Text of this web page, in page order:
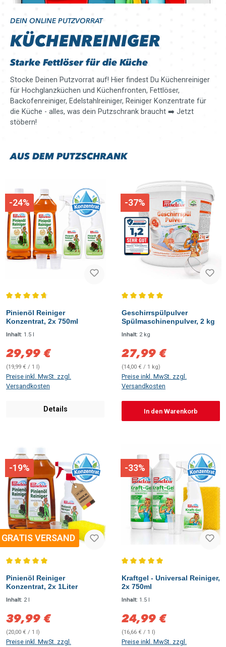
DEIN ONLINE PUTZVORRAT
KÜCHENREINIGER
Starke Fettlöser für die Küche
Stocke Deinen Putzvorrat auf! Hier findest Du Küchenreiniger
für Hochglanzküchen und Küchenfronten, Fettlöser,
Backofenreiniger, Edelstahlreiniger, Reiniger Konzentrate für
die Küche - alles, was dein Putzschrank braucht ➡️ Jetzt
stöbern!
AUS DEM PUTZSCHRANK
-24%
Pinienöl Reiniger
Konzentrat, 2x 750ml
Inhalt: 1.5 l
Verkaufspreis:
29,99 €
(19,99 € / 1 l)
Preise inkl. MwSt. zzgl.
Versandkosten
Details
-37%
Geschirrspülpulver
Spülmaschinenpulver, 2 kg
Inhalt: 2 kg
Verkaufspreis:
27,99 €
(14,00 € / 1 kg)
Preise inkl. MwSt. zzgl.
Versandkosten
In den Warenkorb
-19%
GRATIS VERSAND
Pinienöl Reiniger
Konzentrat, 2x 1Liter
Inhalt: 2 l
Verkaufspreis:
39,99 €
(20,00 € / 1 l)
Preise inkl. MwSt. zzgl.
-33%
Kraftgel - Universal Reiniger,
2x 750ml
Inhalt: 1.5 l
Verkaufspreis:
24,99 €
(16,66 € / 1 l)
Preise inkl. MwSt. zzgl.